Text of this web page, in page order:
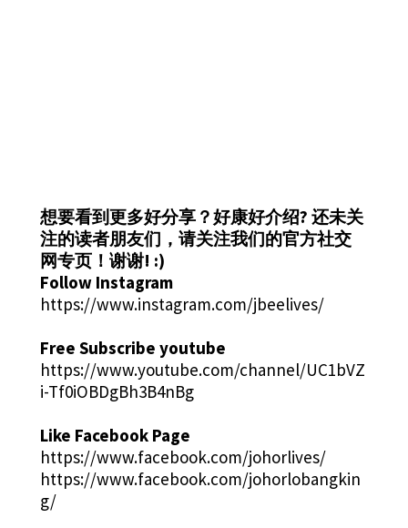
想要看到更多好分享？好康好介绍? 还未关
注的读者朋友们，请关注我们的官方社交
网专页！谢谢! :)
Follow Instagram
https://www.instagram.com/jbeelives/
Free Subscribe youtube
https://www.youtube.com/channel/UC1bVZ
i-Tf0iOBDgBh3B4nBg
Like Facebook Page
https://www.facebook.com/johorlives/
https://www.facebook.com/johorlobangkin
g/